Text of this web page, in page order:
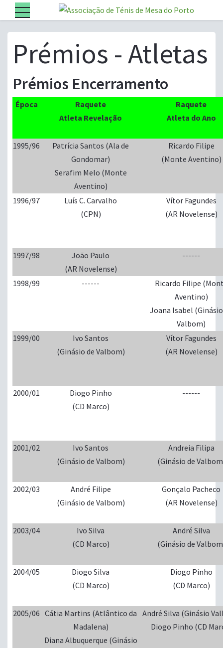
Prémios - Atletas
Prémios Encerramento
Época
Raquete
Atleta Revelação
Raquete
Atleta do Ano
1995/96
Patrícia Santos (Ala de
Gondomar)
Serafim Melo (Monte
Aventino)
Ricardo Filipe
(Monte Aventino)
1996/97
Luís C. Carvalho
(CPN)
Vítor Fagundes
(AR Novelense)
1997/98
João Paulo
(AR Novelense)
------
1998/99 ------
Ricardo Filipe
Aventino)
Joana Isabel
Valbom)
1999/00
Ivo Santos
(Ginásio de Valbom)
Vítor Fagundes
(AR Novelense)
2000/01
Diogo Pinho
(CD Marco)
------
2001/02
Ivo Santos
(Ginásio de Valbom)
Andreia Filipa
(Ginásio de
2002/03
André Filipe
(Ginásio de Valbom)
Gonçalo Pacheco
(AR Novelense)
2003/04
Ivo Silva
(CD Marco)
André Silva
(Ginásio de
2004/05
Diogo Silva
(CD Marco)
Diogo Pinho
(CD Marco)
2005/06 Cátia Martins (Atlântico da
Madalena)
Diana Albuquerque (Ginásio
André Silva (Ginásio
Diogo Pinho (CD